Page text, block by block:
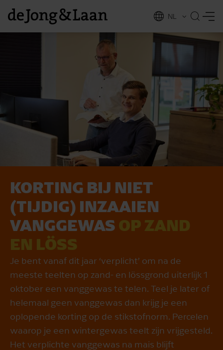
NL
EN
KOR­TING BIJ NIET
(TIJDIG) IN­ZAAI­EN
VANG­GE­WAS OP ZAND
EN LÖSS
Je bent vanaf dit jaar ‘verplicht’ om na de
meeste teelten op zand- en lössgrond uiterlijk 1
oktober een vanggewas te telen. Teel je later of
helemaal geen vanggewas dan krijg je een
oplopende korting op de stikstofnorm. Percelen
waarop je een wintergewas teelt zijn vrijgesteld.
Het verplichte vanggewas na mais blijft